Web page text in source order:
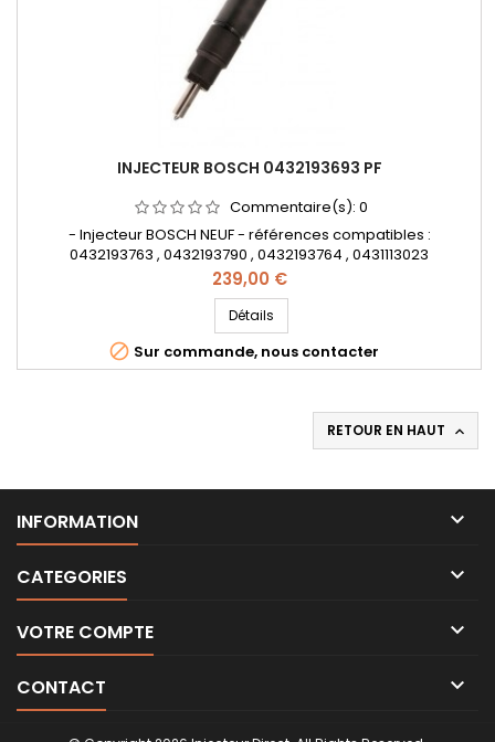
INJECTEUR BOSCH 0432193693 PF
Commentaire(s): 0
- Injecteur BOSCH NEUF - références compatibles :
0432193763 , 0432193790 , 0432193764 , 0431113023
, A0000101551 , 0 432 193 758 , 0 432 193 763 , 0 432 193 790 , 0
432 193 764 , 0 431 113 023 , A 000 010 15 51 - Pour moteur
Mercedes Benz 2.9D
Prix
239,00 €
Détails
 Sur commande, nous contacter
RETOUR EN HAUT 
INFORMATION 
CATEGORIES 
VOTRE COMPTE 
CONTACT 